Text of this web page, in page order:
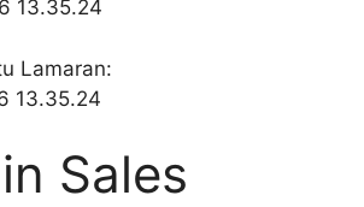
13.35.24
Lamaran:
13.35.24
Sales